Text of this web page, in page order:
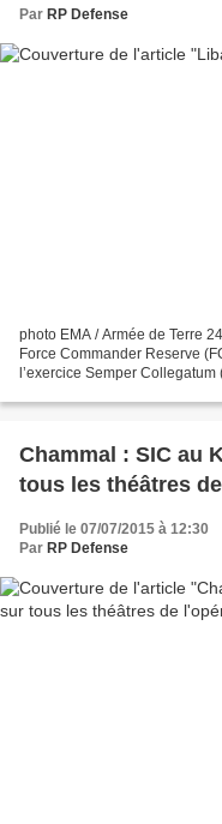
Par RP Defense
photo EMA / Armée de Terre
Force Commander Reserve
l’exercice Semper
Chammal : SIC au
tous les théâtres
Publié le 07/07/2015 à 12:30
Par RP Defense